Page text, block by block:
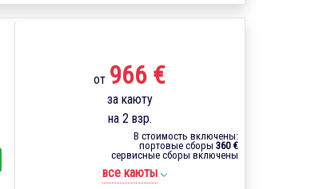
от 966 €
за каюту
на 2 взр.
В стоимость включены:
портовые сборы 360 €
сервисные сборы включены
все каюты